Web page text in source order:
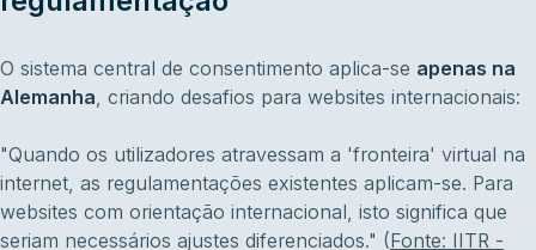
O sistema central de consentimento aplica-se apenas na
Alemanha, criando desafios para websites internacionais:
"Quando os utilizadores atravessam a 'fronteira' virtual na
internet, as regulamentações existentes aplicam-se. Para
websites com orientação internacional, isto significa que
seriam necessários ajustes diferenciados." (Fonte: IITR -